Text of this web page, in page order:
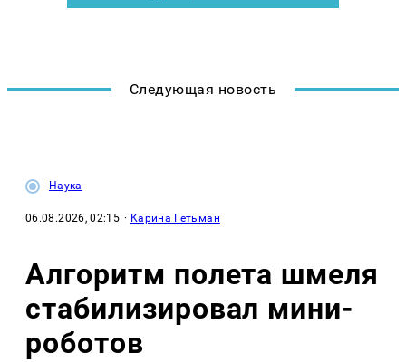
Следующая новость
Наука
06.08.2026, 02:15 · Карина Гетьман
Алгоритм полета шмеля
стабилизировал мини-
роботов